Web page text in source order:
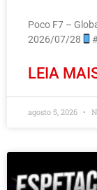
Poco F7 –
2026/07/28
LEIA
agosto 5, 2026